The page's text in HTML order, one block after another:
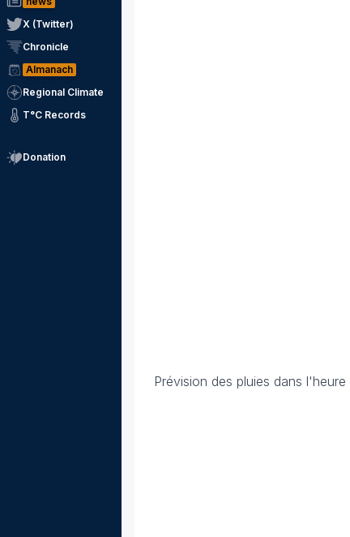
X (Twitter)
Chronicle
Almanach
Regional Climate
T°C Records
Donation
Prévision des pluies dans